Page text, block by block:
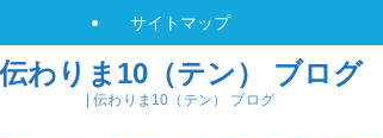
わりま10（テン） ブログ
| 伝わりま10（テン） ブログ
サイトマップ